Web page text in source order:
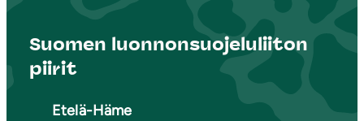
Suomen luonnonsuojeluliiton
piirit
Etelä-Häme